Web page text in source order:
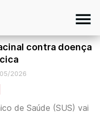
contra doença
2026
de Saúde (SUS) vai